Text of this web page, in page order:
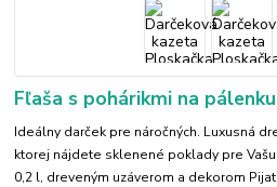
Fľaša s pohárikmi na
Ideálny darček pre náročných. Luxusná
ktorej nájdete sklenené poklady pre
0,2 l, dreveným uzáverom a dekorom